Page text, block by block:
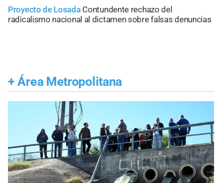
Proyecto de Losada Contundente rechazo del
radicalismo nacional al dictamen sobre falsas denuncias
+ Área Metropolitana